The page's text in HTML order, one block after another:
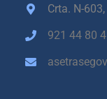
Crta. N-
921 44 80